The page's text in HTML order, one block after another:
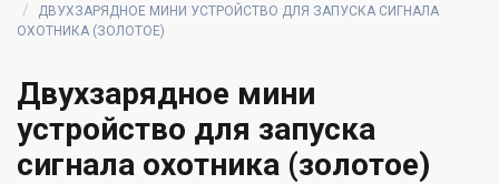
ДВУХЗАРЯДНОЕ МИНИ УСТРОЙСТВО ДЛЯ ЗАПУСКА СИГНАЛА
ОХОТНИКА (ЗОЛОТОЕ)
Двухзарядное мини
устройство для запуска
сигнала охотника (золотое)